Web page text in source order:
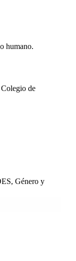
humano.
de
Género y